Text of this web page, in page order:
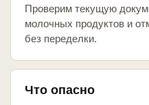
Проверим текущую
молочных продуктов и
без переделки.
Что опасно